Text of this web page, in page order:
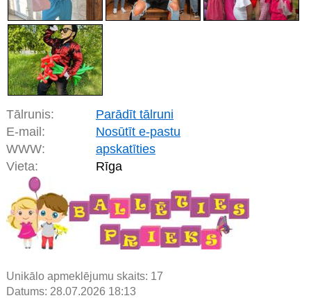
Tālrunis:
Parādīt tālruni
E-mail:
Nosūtīt e-pastu
WWW:
apskatīties
Vieta:
Rīga
Unikālo apmeklējumu skaits: 17
Datums: 28.07.2026 18:13